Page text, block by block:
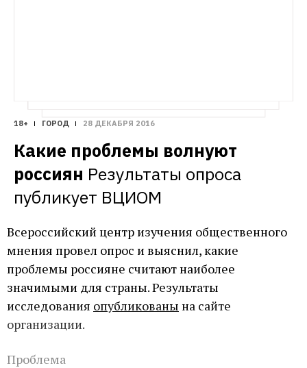
18+ ГОРОД 28 ДЕКАБРЯ 2016
Какие проблемы волнуют
россиян Результаты опроса
публикует ВЦИОМ
Всероссийский центр изучения общественного
мнения провел опрос и выяснил, какие
проблемы россияне считают наиболее
значимыми для страны. Результаты
исследования опубликованы на сайте
организации.
Проблема